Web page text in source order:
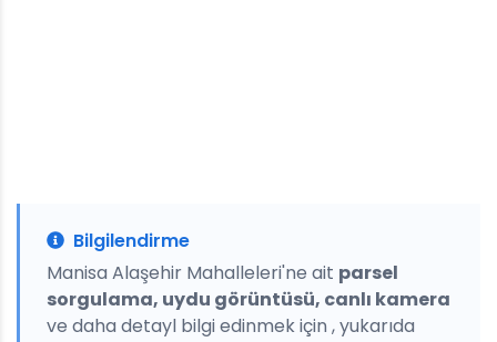
Bilgilendirme
Manisa Alaşehir Mahalleleri'ne ait parsel
sorgulama, uydu görüntüsü, canlı kamera
ve daha detayl bilgi edinmek için , yukarıda